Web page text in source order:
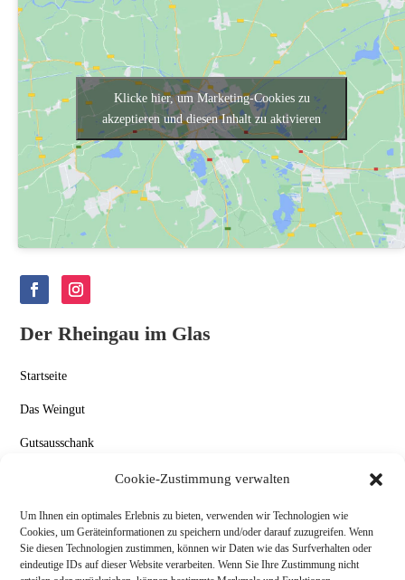
Cookie-Zustimmung verwalten
Um Ihnen ein optimales Erlebnis zu bieten, verwenden wir Technologien wie
Cookies, um Geräteinformationen zu speichern und/oder darauf zuzugreifen. Wenn
Sie diesen Technologien zustimmen, können wir Daten wie das Surfverhalten oder
eindeutige IDs auf dieser Website verarbeiten. Wenn Sie Ihre Zustimmung nicht
Klicke hier, um Marketing-Cookies zu
akzeptieren und diesen Inhalt zu aktivieren
Der Rheingau im Glas
Startseite
Das Weingut
Gutsausschank
Kontakt
Datenschutz & Impressum
Allgemeine Geschäftsbedingungen